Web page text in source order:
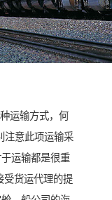
运输方式，何
注意此项运输采
运输都是很重
受货运代理的提